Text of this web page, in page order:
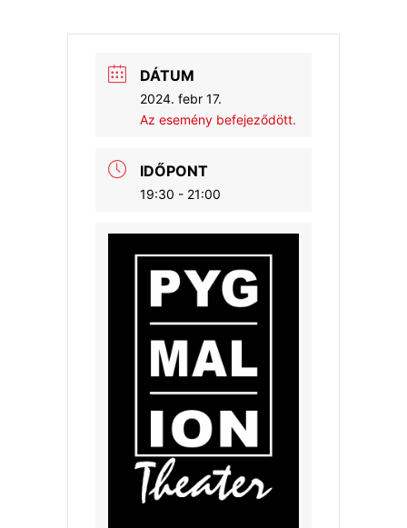
e
t
A
t
e
i
DÁTUM
2024. febr 17.
Az esemény befejeződött.
IDŐPONT
19:30 - 21:00